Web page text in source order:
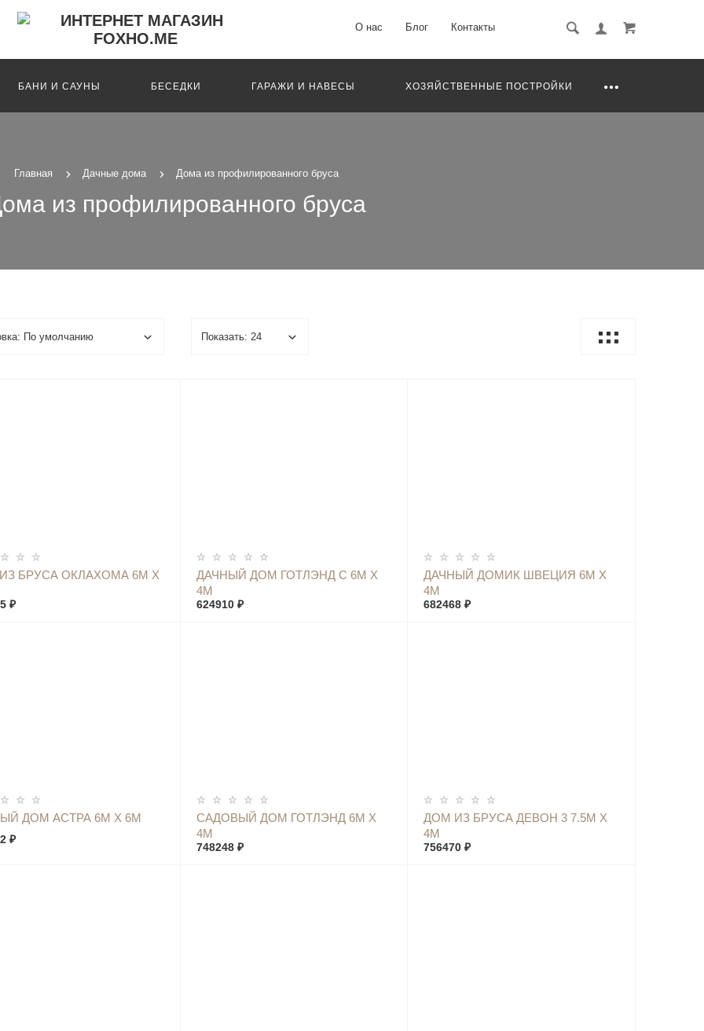
О нас Блог Контакты
БАНИ И САУНЫ БЕСЕДКИ ГАРАЖИ И НАВЕСЫ ХОЗЯЙСТВЕННЫЕ ПОСТРОЙКИ
Главная Дачные дома Дома из профилированного бруса
из профилированного бруса
БРУСА ОКЛАХОМА 6М Х
₽
КУПИТЬ
ДАЧНЫЙ ДОМ ГОТЛЭНД С 6М Х
4М
624910 ₽
КУПИТЬ
ДАЧНЫЙ ДОМИК ШВЕЦИЯ 6М Х
4М
682468 ₽
КУПИТЬ
ДОМ АСТРА 6М Х 6М
₽
КУПИТЬ
САДОВЫЙ ДОМ ГОТЛЭНД 6М Х
4М
748248 ₽
КУПИТЬ
ДОМ ИЗ БРУСА ДЕВОН 3 7.5М Х
4М
756470 ₽
КУПИТЬ